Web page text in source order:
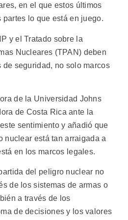
en el que estos últimos
partes lo que está en juego.
y el Tratado sobre la
Nucleares (TPAN) deben
de seguridad, no solo marcos
de la Universidad Johns
de Costa Rica ante la
sentimiento y añadió que
nuclear está tan arraigada a
en los marcos legales.
del peligro nuclear no
de los sistemas de armas o
a través de los
de decisiones y los valores